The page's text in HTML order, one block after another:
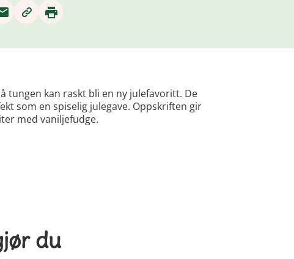
tungen kan raskt bli en ny julefavoritt. De
som en spiselig julegave. Oppskriften gir
med vaniljefudge.
du